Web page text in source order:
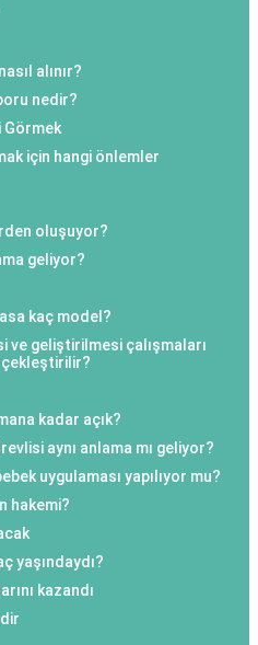
alınır?
nedir?
Görmek
için hangi önlemler
oluşuyor?
geliyor?
kaç model?
ve geliştirilmesi çalışmaları
kadar açık?
aynı anlama mı geliyor?
uygulaması yapılıyor mu?
hakemi?
yaşındaydı?
kazandı